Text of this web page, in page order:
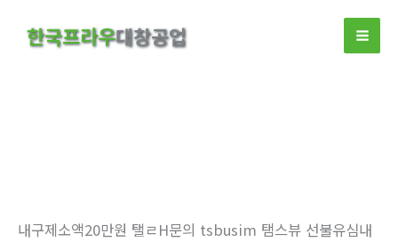
한국프라우대창공업
내구제소액20만원 탤ㄹH문의 tsbusim 탬스뷰 선불유심내